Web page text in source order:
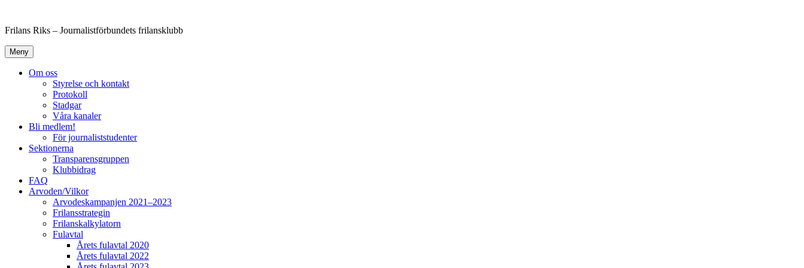
innehåll
Frilans Riks – Journalistförbundets frilansklubb
Meny
Om oss
Styrelse och kontakt
Protokoll
Stadgar
Våra kanaler
Bli medlem!
För journaliststudenter
Sektionerna
Transparensgruppen
Klubbidrag
FAQ
Arvoden/Vilkor
Arvodeskampanjen 2021–2023
Frilansstrategin
Frilanskalkylatorn
Fulavtal
Årets fulavtal 2020
Årets fulavtal 2022